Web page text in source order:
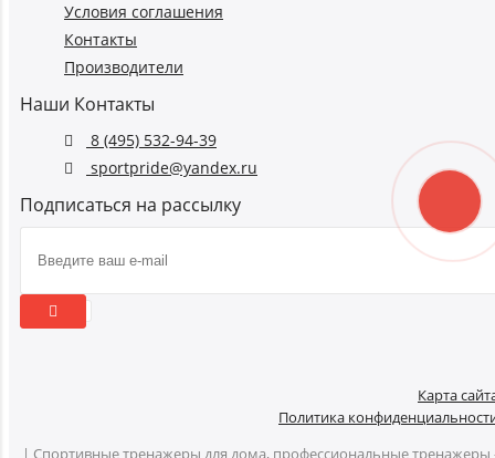
Условия соглашения
Контакты
Производители
Наши Контакты
8 (495) 532-94-39
sportpride@yandex.ru
Подписаться на рассылку
Карта
Политика